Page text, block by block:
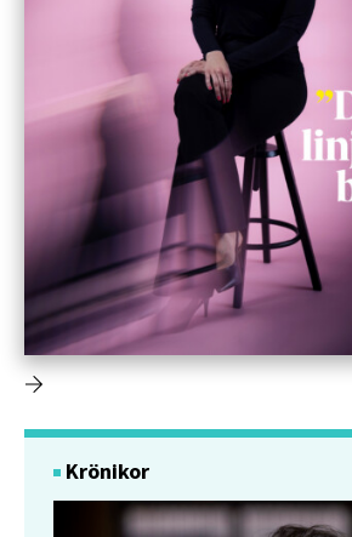
Krönikor